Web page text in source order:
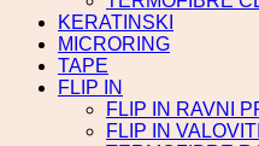
KERATINSKI
MICRORING
TAPE
FLIP IN
FLIP IN RAVNI
FLIP IN